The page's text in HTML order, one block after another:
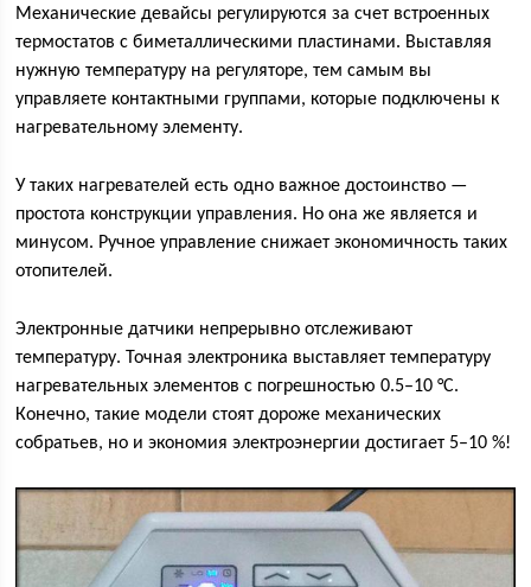
Механические девайсы регулируются за счет встроенных
термостатов с биметаллическими пластинами. Выставляя
нужную температуру на регуляторе, тем самым вы
управляете контактными группами, которые подключены к
нагревательному элементу.
У таких нагревателей есть одно важное достоинство —
простота конструкции управления. Но она же является и
минусом. Ручное управление снижает экономичность таких
отопителей.
Электронные датчики непрерывно отслеживают
температуру. Точная электроника выставляет температуру
нагревательных элементов с погрешностью 0.5–10 °С.
Конечно, такие модели стоят дороже механических
собратьев, но и экономия электроэнергии достигает 5–10 %!